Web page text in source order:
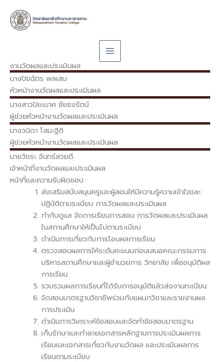
content
งานวัดผลและประเมินผล
นางปิยฉัตร พลเสน
หัวหน้างานวัดผลและประเมินผล
นางสาวปิยะมาศ ชัยธงรัตน์
ผู้ช่วยหัวหน้างานวัดผลและประเมินผล
นางวนิดา โสมะฐิติ
ผู้ช่วยหัวหน้างานวัดผลและประเมินผล
นายวัชระ จันทร์สวยดี
เจ้าหน้าที่งานวัดผลและประเมินผล
หน้าที่และความรับผิดชอบ
ส่งเสริมสนับสนุนครูและผู้สอนให้มีความรู้ความเข้าใจและ
ปฏิบัติตามระเบียบ การวัดผลและประเมินผล
กํากับดูแล จัดการเรียนการสอน การวัดผลและประเมินผล
ในสถานศึกษาให้เป็นไปตามระเบียบ
ดําเนินการเกี่ยวกับการโอนผลการเรียน
ตรวจสอบผลการให้ระดับคะแนนก่อนเสนอคณะกรรมการ
บริหารสถานศึกษาและผู้อํานวยการ วิทยาลัย เพื่ออนุมัติผล
การเรียน
รวบรวมผลการเรียนที่ได้รับการอนุมัติแล้วส่งงานทะเบียน
จัดสอบมาตรฐานวิชาชีพร่วมกับแผนกวิชาและรายงานผล
การประเมิน
ดําเนินการวิเคราะห์ข้อสอบและจัดทําข้อสอบมาตรฐาน
เก็บรักษาและทําลายเอกสารหลักฐานการประเมินผลการ
เรียนและเอกสารเกี่ยวกับงานวัดผล และประเมินผลการ
เรียนตามระเบียบ